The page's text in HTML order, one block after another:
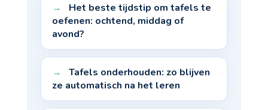
Het beste tijdstip om tafels te
oefenen: ochtend, middag of
avond?
Tafels onderhouden: zo blijven
ze automatisch na het leren